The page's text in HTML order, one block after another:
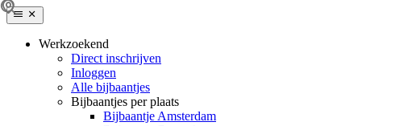
Werkzoekend
Direct inschrijven
Inloggen
Alle bijbaantjes
Bijbaantjes per plaats
Bijbaantje Amsterdam